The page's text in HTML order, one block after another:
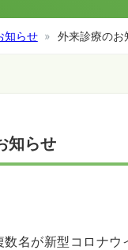
知らせ 外来診療の
知らせ
名が新型コロナウ